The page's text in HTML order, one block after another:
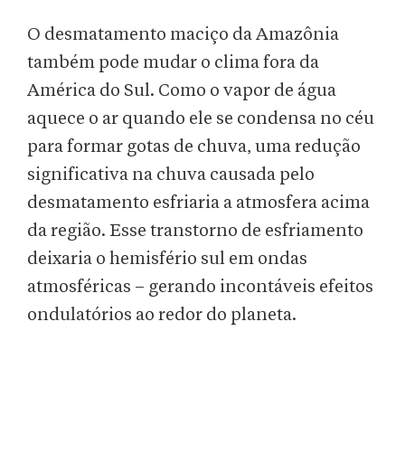
O desmatamento maciço da Amazônia
também pode mudar o clima fora da
América do Sul. Como o vapor de água
aquece o ar quando ele se condensa no céu
para formar gotas de chuva, uma redução
significativa na chuva causada pelo
desmatamento esfriaria a atmosfera acima
da região. Esse transtorno de esfriamento
deixaria o hemisfério sul em ondas
atmosféricas – gerando incontáveis efeitos
ondulatórios ao redor do planeta.